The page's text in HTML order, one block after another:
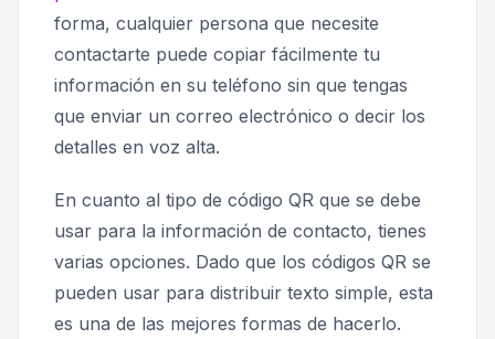
forma, cualquier persona que necesite
contactarte puede copiar fácilmente tu
información en su teléfono sin que tengas
que enviar un correo electrónico o decir los
detalles en voz alta.
En cuanto al tipo de código QR que se debe
usar para la información de contacto, tienes
varias opciones. Dado que los códigos QR se
pueden usar para distribuir texto simple, esta
es una de las mejores formas de hacerlo.